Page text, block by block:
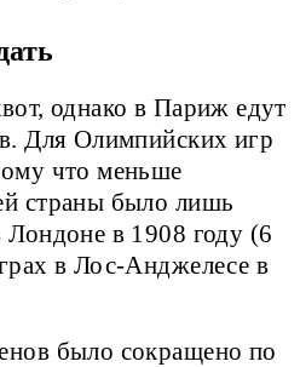
однако в Париж едут
Для Олимпийских игр
что меньше
страны было лишь
в 1908 году (6
в Лос-Анджелесе в
было сокращено по